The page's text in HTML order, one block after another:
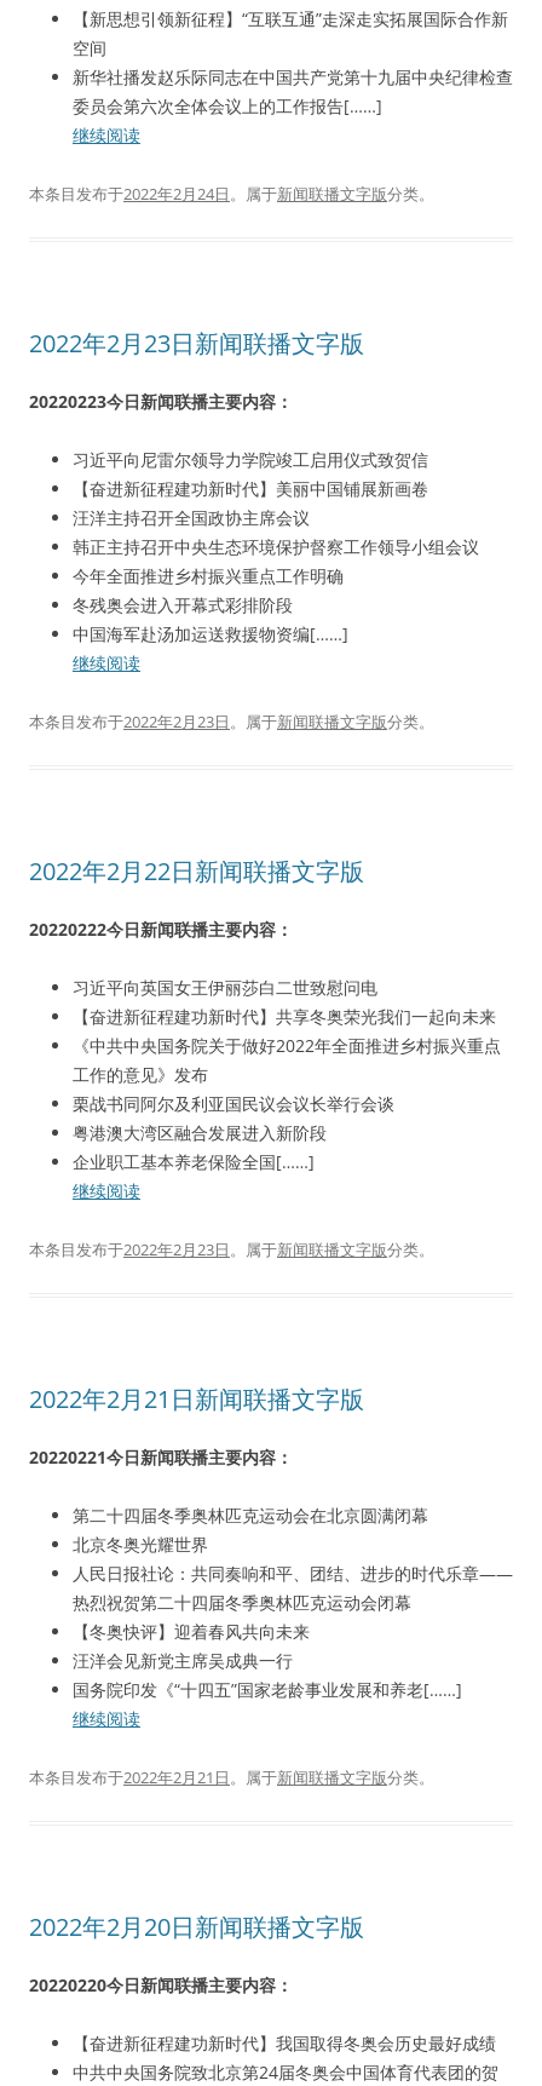
【新思想引领新征程】“互联互通”走深走实拓展国际合作新
空间
新华社播发赵乐际同志在中国共产党第十九届中央纪律检查
委员会第六次全体会议上的工作报告[……]
继续阅读
本条目发布于2022年2月24日。属于新闻联播文字版分类。
2022年2月23日新闻联播文字版
20220223今日新闻联播主要内容：
习近平向尼雷尔领导力学院竣工启用仪式致贺信
【奋进新征程建功新时代】美丽中国铺展新画卷
汪洋主持召开全国政协主席会议
韩正主持召开中央生态环境保护督察工作领导小组会议
今年全面推进乡村振兴重点工作明确
冬残奥会进入开幕式彩排阶段
中国海军赴汤加运送救援物资编[……]
继续阅读
本条目发布于2022年2月23日。属于新闻联播文字版分类。
2022年2月22日新闻联播文字版
20220222今日新闻联播主要内容：
习近平向英国女王伊丽莎白二世致慰问电
【奋进新征程建功新时代】共享冬奥荣光我们一起向未来
《中共中央国务院关于做好2022年全面推进乡村振兴重点
工作的意见》发布
栗战书同阿尔及利亚国民议会议长举行会谈
粤港澳大湾区融合发展进入新阶段
企业职工基本养老保险全国[……]
继续阅读
本条目发布于2022年2月23日。属于新闻联播文字版分类。
2022年2月21日新闻联播文字版
20220221今日新闻联播主要内容：
第二十四届冬季奥林匹克运动会在北京圆满闭幕
北京冬奥光耀世界
人民日报社论：共同奏响和平、团结、进步的时代乐章——
热烈祝贺第二十四届冬季奥林匹克运动会闭幕
【冬奥快评】迎着春风共向未来
汪洋会见新党主席吴成典一行
国务院印发《“十四五”国家老龄事业发展和养老[……]
继续阅读
本条目发布于2022年2月21日。属于新闻联播文字版分类。
2022年2月20日新闻联播文字版
20220220今日新闻联播主要内容：
【奋进新征程建功新时代】我国取得冬奥会历史最好成绩
中共中央国务院致北京第24届冬奥会中国体育代表团的贺